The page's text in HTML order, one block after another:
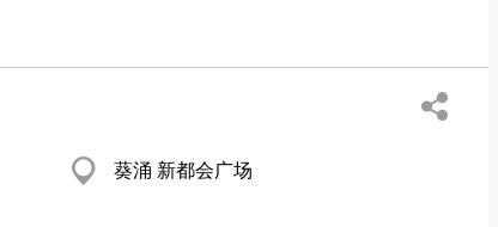
葵涌 新都会广场